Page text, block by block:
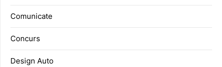
Comunicate
Concurs
Design Auto